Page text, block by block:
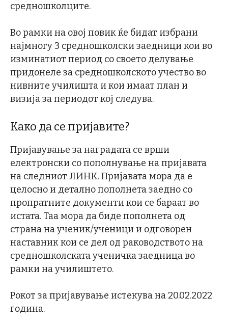
средношколците.
Во рамки на овој повик ќе бидат избрани
најмногу 3 средношколски заедници кои во
изминатиот период со своето делување
придонеле за средношколското учество во
нивните училишта и кои имаат план и
визија за периодот кој следува.
Како да се пријавите?
Пријавување за наградата се врши
електронски со пополнување на пријавата
на следниот ЛИНК. Пријавата мора да е
целосно и детално пополнета заедно со
пропратните документи кои се бараат во
истата. Таа мора да биде пополнета од
страна на ученик/ученици и одговорен
наставник кои се дел од раководството на
средношколската ученичка заедница во
рамки на училиштето.
Рокот за пријавување истекува на 20.02.2022
година.